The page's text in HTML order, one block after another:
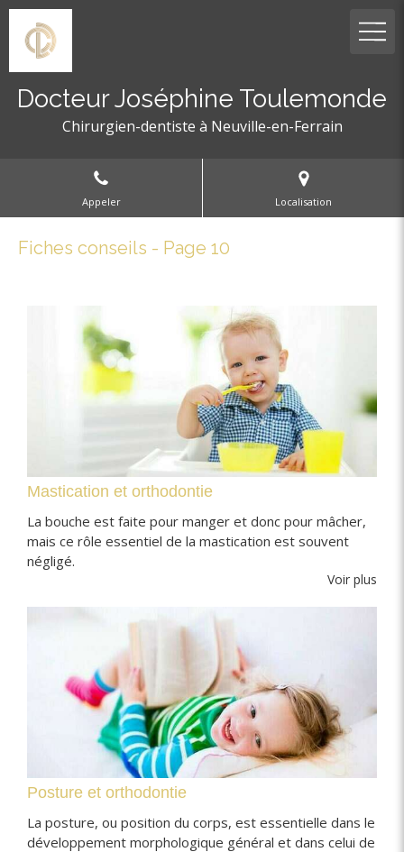
Docteur Joséphine Toulemonde
Chirurgien-dentiste à Neuville-en-Ferrain
Appeler Localisation
Fiches conseils - Page 10
Mastication et orthodontie
La bouche est faite pour manger et donc pour mâcher,
mais ce rôle essentiel de la mastication est souvent
négligé.
Voir plus
Posture et orthodontie
La posture, ou position du corps, est essentielle dans le
développement morphologique général et dans celui de